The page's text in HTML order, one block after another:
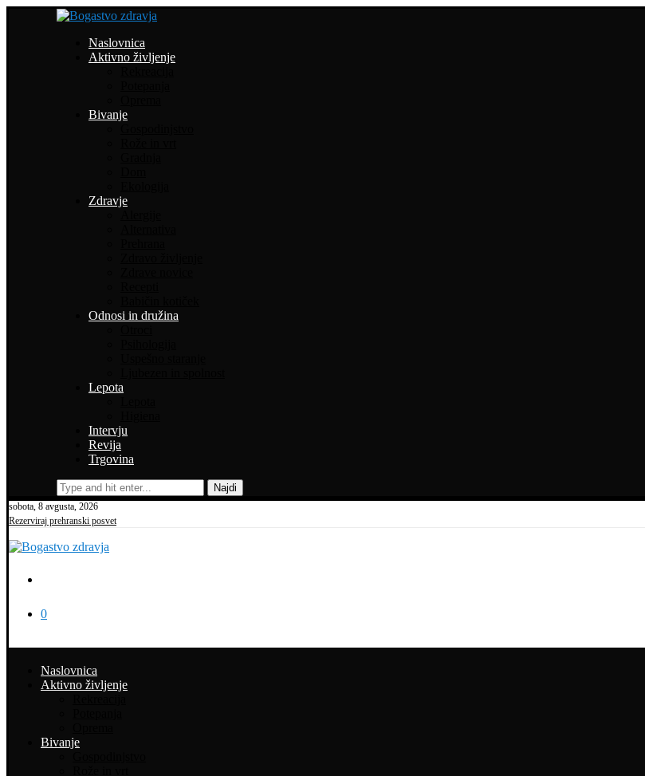
Naslovnica
Aktivno življenje
Bivanje
Zdravje
Odnosi in družina
Lepota
Intervju
Revija
Trgovina
Najdi
sobota, 8 avgusta, 2026
Rezerviraj prehranski posvet
0
Naslovnica
Aktivno življenje
Bivanje